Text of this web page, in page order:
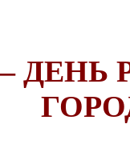
ДЕНЬ